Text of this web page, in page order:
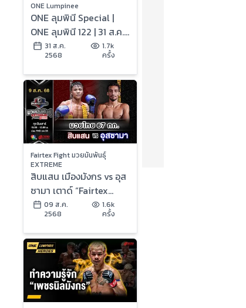
ONE Lumpinee
ONE ลุมพินี Special |
ONE ลุมพินี 122 | 31 ส.ค.
2568 | Ch7HD
31 ส.ค.
2568
1.7k
ครั้ง
Fairtex Fight มวยมันพันธุ์
EXTREME
สิบแสน เมืองมังกร vs อุส
ซามา เตาด์ “Fairtex
Fight มวยมันพันธุ์
EXTREME” (9 ส.ค.68)
09 ส.ค.
2568
1.6k
ครั้ง